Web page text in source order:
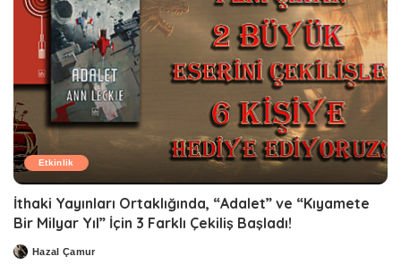
Etkinlik
İthaki Yayınları Ortaklığında, “Adalet” ve “Kıyamete
Bir Milyar Yıl” İçin 3 Farklı Çekiliş Başladı!
PostedHazal Çamur